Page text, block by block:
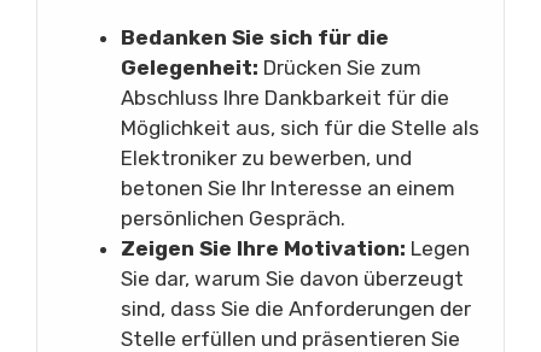
Bedanken Sie sich für die
Gelegenheit: Drücken Sie zum
Abschluss Ihre Dankbarkeit für die
Möglichkeit aus, sich für die Stelle als
Elektroniker zu bewerben, und
betonen Sie Ihr Interesse an einem
persönlichen Gespräch.
Zeigen Sie Ihre Motivation: Legen
Sie dar, warum Sie davon überzeugt
sind, dass Sie die Anforderungen der
Stelle erfüllen und präsentieren Sie